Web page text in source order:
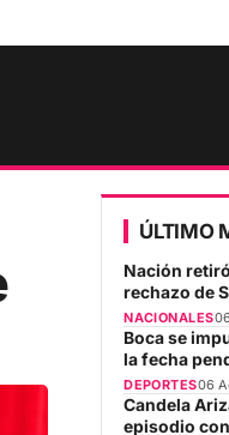
ÚLTIMO
Nación
rechazo de
NACIONALES
Boca se
la fecha
DEPORTES06
Candela
episodio
como…”